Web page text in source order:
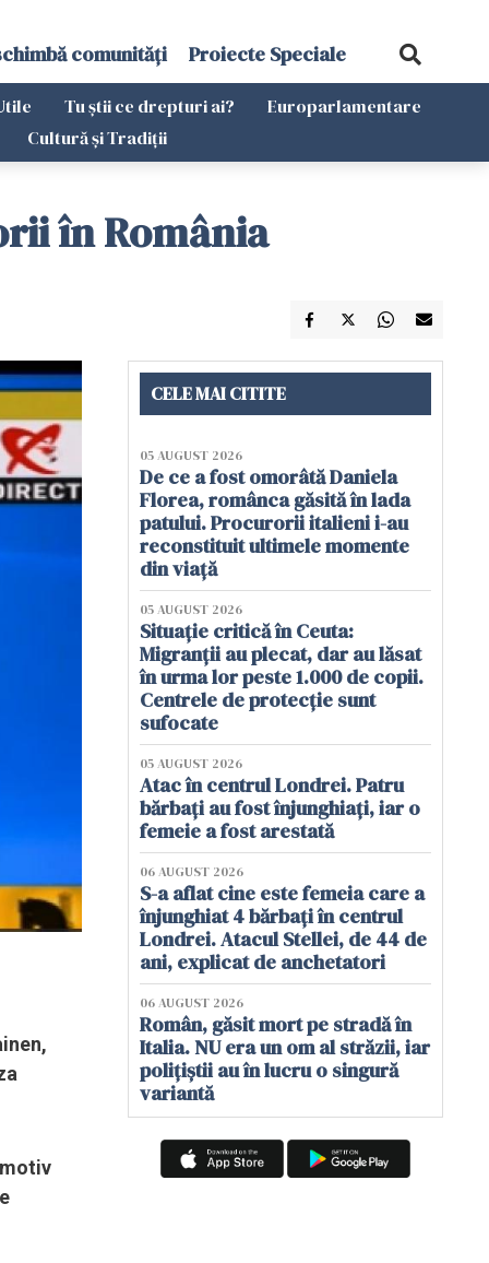
comunități Proiecte Speciale
Tu știi ce drepturi ai?
Europarlamentare
Cultură și Tradiții
în România
CELE MAI CITITE
05 AUGUST 2026
De ce a fost omorâtă Daniela
Florea, românca găsită în lada
patului. Procurorii italieni i-au
reconstituit ultimele momente
din viață
05 AUGUST 2026
Situație critică în Ceuta:
Migranții au plecat, dar au lăsat
în urma lor peste 1.000 de copii.
Centrele de protecție sunt
sufocate
05 AUGUST 2026
Atac în centrul Londrei. Patru
bărbați au fost înjunghiați, iar o
femeie a fost arestată
06 AUGUST 2026
S-a aflat cine este femeia care a
înjunghiat 4 bărbați în centrul
Londrei. Atacul Stellei, de 44 de
ani, explicat de anchetatori
06 AUGUST 2026
Român, găsit mort pe stradă în
Italia. NU era un om al străzii, iar
polițiștii au în lucru o singură
variantă